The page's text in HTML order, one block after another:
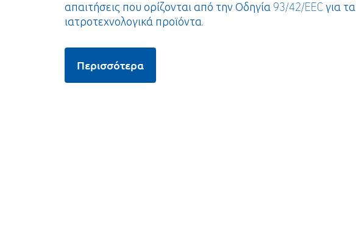
απαιτήσεις που ορίζονται από την Οδηγία 93/42/EEC για τα
ιατροτεχνολογικά προϊόντα.
Περισσότερα